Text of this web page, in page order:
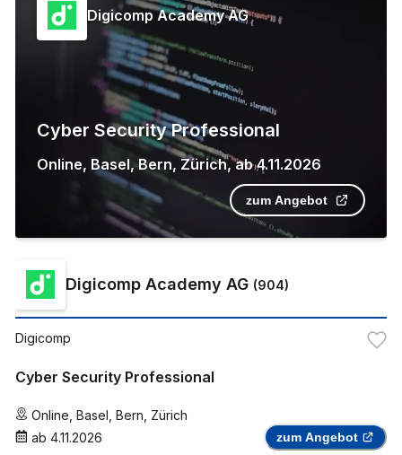
Digicomp Academy AG
Cyber Security Professional
Online, Basel, Bern, Zürich,ab 4.11.2026
zum Angebot
Digicomp Academy AG (904)
Digicomp
Cyber Security Professional
Online Basel Bern Zürich
ab 4.11.2026 zum Angebot